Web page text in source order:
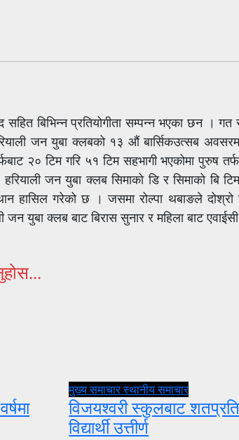
सहित बिभिन्न प्रतियोगीता सम्पन्न भएका छन
जन युबा क्लबको १३ औं बार्सिकउत्सब
२० टिम गरि ५१ टिम सहभागी भएकोमा पुरुष
जन युबा क्लब सिमाको डि र सिमाको बि
हासिल गरेको छ । जसमा रोल्पा थबाङले
जन युबा क्लब बाट बिरास सुनार र महिला बाट
मुख्य समाचारस्थानीय समाचार
विजयश्वरी स्कुलबाट
विद्यार्थी उत्तीर्ण